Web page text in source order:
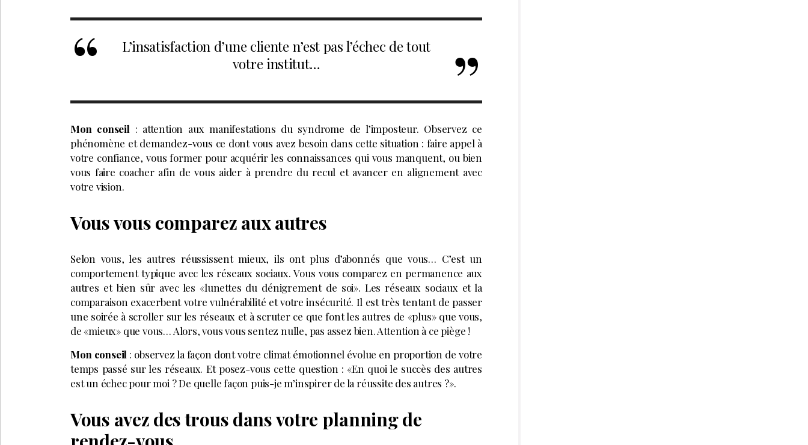
L’insatisfaction d’une cliente n’est pas l’échec de tout
votre institut…
Mon conseil : attention aux manifestations du syndrome de l’imposteur. Observez ce
phénomène et demandez-vous ce dont vous avez besoin dans cette situation : faire appel à
votre confiance, vous former pour acquérir les connaissances qui vous manquent, ou bien
vous faire coacher afin de vous aider à prendre du recul et avancer en alignement avec
votre vision.
Vous vous comparez aux autres
Selon vous, les autres réussissent mieux, ils ont plus d’abonnés que vous… C’est un
comportement typique avec les réseaux sociaux. Vous vous comparez en permanence aux
autres et bien sûr avec les «lunettes du dénigrement de soi». Les réseaux sociaux et la
comparaison exacerbent votre vulnérabilité et votre insécurité. Il est très tentant de passer
une soirée à scroller sur les réseaux et à scruter ce que font les autres de «plus» que vous,
de «mieux» que vous… Alors, vous vous sentez nulle, pas assez bien. Attention à ce piège !
Mon conseil : observez la façon dont votre climat émotionnel évolue en proportion de votre
temps passé sur les réseaux. Et posez-vous cette question : «En quoi le succès des autres
est un échec pour moi ? De quelle façon puis-je m’inspirer de la réussite des autres ?».
Vous avez des trous dans votre planning de